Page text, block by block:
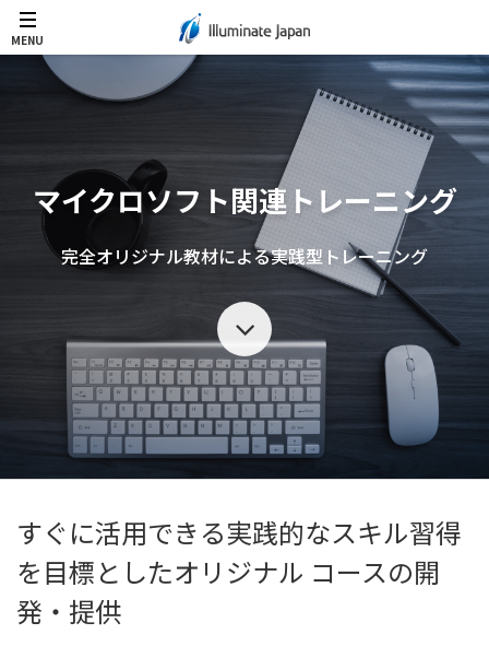
MENU
マイクロソフト関連トレーニング
完全オリジナル教材による実践型トレーニング
すぐに活用できる実践的なスキル習得
を目標としたオリジナル コースの開
発・提供